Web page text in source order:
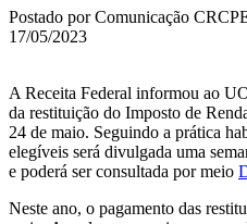
Postado por Comunicação
17/05/2023
A Receita Federal informou ao
da restituição do Imposto de
24 de maio. Seguindo a prática
elegíveis será divulgada uma
e poderá ser consultada por meio
Neste ano, o pagamento das